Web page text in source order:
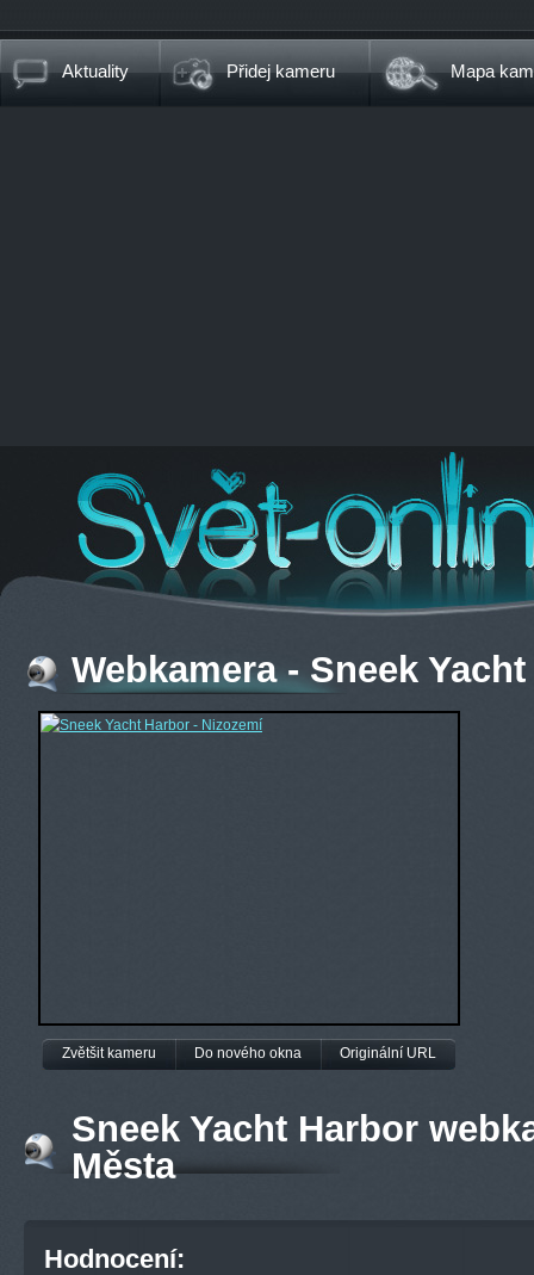
Aktuality Přidej kameru Mapa
Webkamera - Sneek
Zvětšit kameru Do nového okna Originální URL
Sneek Yacht Harbor
Města
Hodnocení: